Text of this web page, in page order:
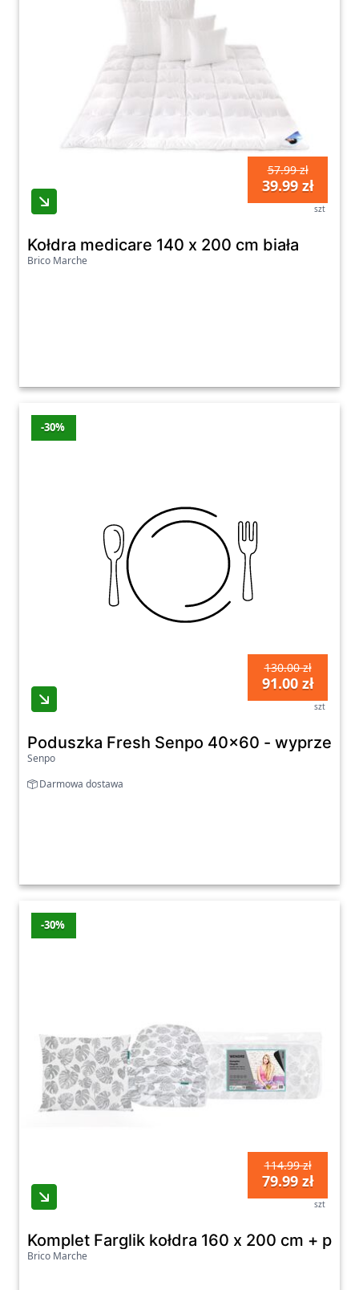
57.99 zł
39.99 zł
szt
Kołdra medicare 140 x 200 cm biała
Brico Marche
-30%
130.00 zł
91.00 zł
szt
Poduszka Fresh Senpo 40x60 -
Senpo
Darmowa dostawa
-30%
114.99 zł
79.99 zł
szt
Komplet Farglik kołdra 160 x 200 cm +
Brico Marche